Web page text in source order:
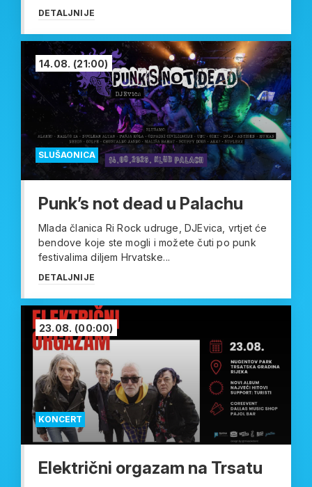
DETALJNIJE
SLUŠAONICA
14.08. (21:00)
Punk’s not dead u Palachu
Mlada članica Ri Rock udruge, DJEvica, vrtjet će
bendove koje ste mogli i možete čuti po punk
festivalima diljem Hrvatske...
DETALJNIJE
KONCERT
23.08. (00:00)
Električni orgazam na Trsatu